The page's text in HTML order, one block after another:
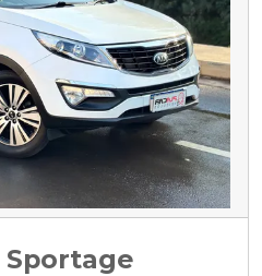
Sportage